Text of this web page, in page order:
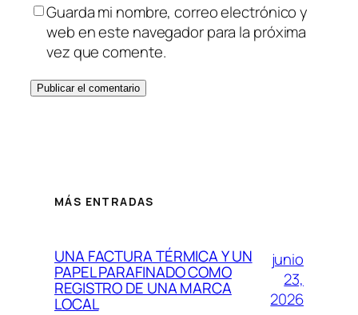
Guarda mi nombre, correo electrónico y
web en este navegador para la próxima
vez que comente.
MÁS ENTRADAS
UNA FACTURA TÉRMICA Y UN
PAPEL PARAFINADO COMO
REGISTRO DE UNA MARCA
LOCAL
junio
23,
2026